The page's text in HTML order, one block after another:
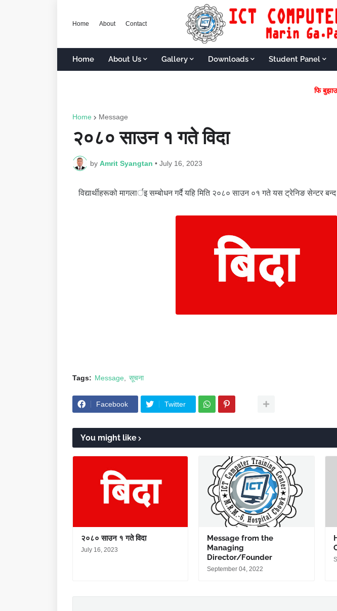
Home About Contact
Home About Us Gallery Downloads Student Panel
Home Message
२०८० साउन १ गते विदा
by Amrit Syangtan • July 16, 2023
विद्यार्थीहरूको मागलार्इ सम्बोधन गर्दै यहि मिति २०८० साउन ०१ गते यस ट्रेनिङ सेन्टर
Tags: Message सूचना
Facebook Twitter
You might like
२०८० साउन १ गते विदा
July 16, 2023
Message from the
Managing
Director/Founder
September 04, 2022